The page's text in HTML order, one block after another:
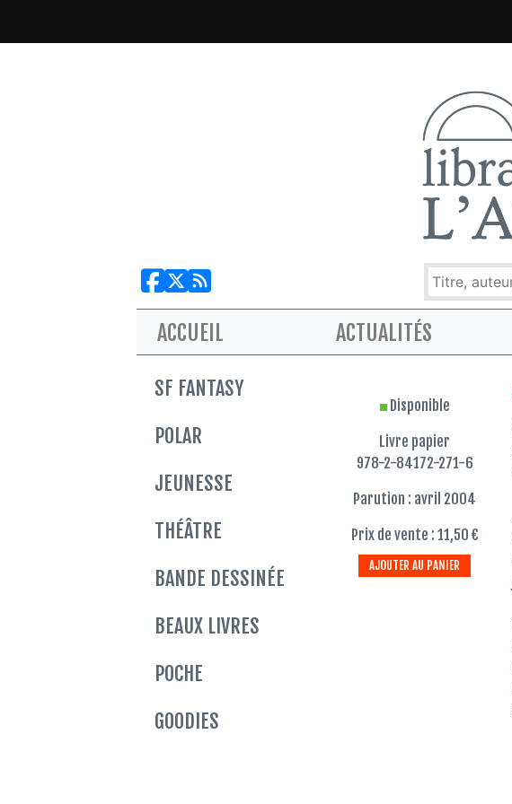
ACCUEIL ACTUALITÉS
SF FANTASY
POLAR
JEUNESSE
THÉÂTRE
BANDE DESSINÉE
BEAUX LIVRES
POCHE
GOODIES
Disponible
Livre papier
978-2-84172-271-6
Parution : avril 2004
Prix de vente : 11,50 €
AJOUTER AU PANIER